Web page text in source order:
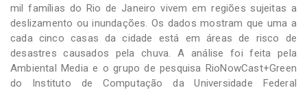
mil famílias do Rio de Janeiro vivem em regiões sujeitas a
deslizamento ou inundações. Os dados mostram que uma a
cada cinco casas da cidade está em áreas de risco de
desastres causados pela chuva. A análise foi feita pela
Ambiental Media e o grupo de pesquisa RioNowCast+Green
do Instituto de Computação da Universidade Federal